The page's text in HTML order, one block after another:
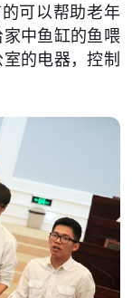
可以帮助老年
中鱼缸的鱼喂
的电器，控制